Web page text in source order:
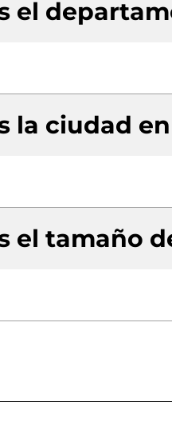
el
la ciudad
el tamaño